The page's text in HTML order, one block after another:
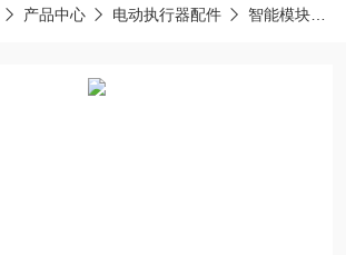
产品中心 电动执行器配件 智能模块